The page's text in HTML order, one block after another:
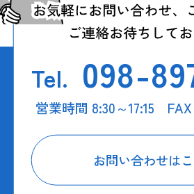
Tel. 098-
営業時間 8:30～17:15
お問い合わせは